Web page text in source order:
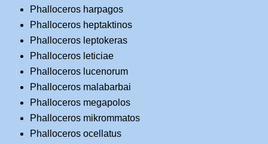
Phalloceros harpagos
Phalloceros heptaktinos
Phalloceros leptokeras
Phalloceros leticiae
Phalloceros lucenorum
Phalloceros malabarbai
Phalloceros megapolos
Phalloceros mikrommatos
Phalloceros ocellatus